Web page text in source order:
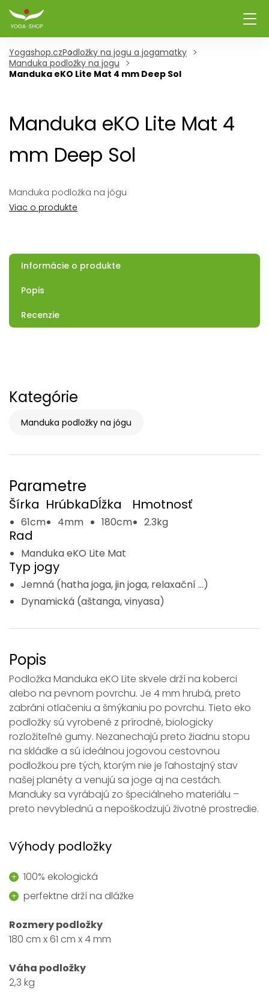
Yogashop.czPodložky na jogu a jogamatky
Manduka podložky na jogu
Manduka eKO Lite Mat 4 mm Deep Sol
Manduka eKO Lite Mat 4
mm Deep Sol
Manduka podložka na jógu
Viac o produkte
Informácie o produkte
Popis
Recenzie
Kategórie
Manduka podložky na jógu
Parametre
Šírka
61cm
Hrúbka
4mm
Dĺžka
180cm
Hmotnosť
2.3kg
Rad
Manduka eKO Lite Mat
Typ jogy
Jemná (hatha joga, jin joga, relaxační ...)
Dynamická (aštanga, vinyasa)
Popis
Podložka Manduka eKO Lite skvele drží na koberci
alebo na pevnom povrchu. Je 4 mm hrubá, preto
zabráni otlačeniu a šmýkaniu po povrchu. Tieto eko
podložky sú vyrobené z prírodné, biologicky
rozložiteľné gumy. Nezanechajú preto žiadnu stopu
na skládke a sú ideálnou jogovou cestovnou
podložkou pre tých, ktorým nie je ľahostajný stav
našej planéty a venujú sa joge aj na cestách.
Manduky sa vyrábajú zo špeciálneho materiálu –
preto nevyblednú a nepoškodzujú životné prostredie.
Výhody podložky
100% ekologická
perfektne drží na dlážke
Rozmery podložky
180 cm x 61 cm x 4 mm
Váha podložky
2,3 kg